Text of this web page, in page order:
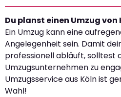
Du planst einen Umzug
Ein Umzug kann eine
Angelegenheit sein. Damit
professionell abläuft, solltest
Umzugsunternehmen zu
Umzugsservice aus Köln ist
Wahl!